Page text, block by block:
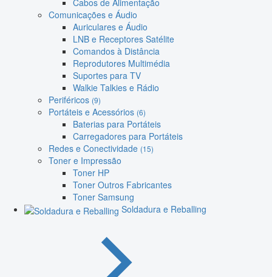
Cabos de Alimentação
Comunicações e Áudio
Auriculares e Áudio
LNB e Receptores Satélite
Comandos à Distância
Reprodutores Multimédia
Suportes para TV
Walkie Talkies e Rádio
Periféricos (9)
Portáteis e Acessórios (6)
Baterias para Portáteis
Carregadores para Portáteis
Redes e Conectividade (15)
Toner e Impressão
Toner HP
Toner Outros Fabricantes
Toner Samsung
Soldadura e Reballing